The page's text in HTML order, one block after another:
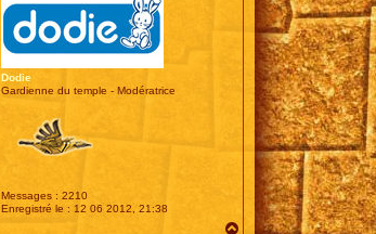
Dodie
Gardienne du temple - Modératrice
Messages : 2210
Enregistré le : 12 06 2012, 21:38